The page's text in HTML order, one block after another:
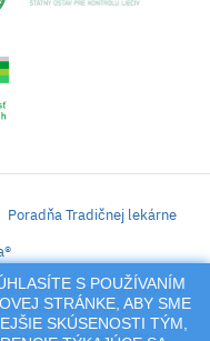
S POUŽÍVANÍM
STRÁNKE, ABY SME
SKÚSENOSTI TÝM,
Poradňa Tradičnej lekárne
doplnkov, prípravkov s
zaslanie receptu.
akákoľvek jeho reprodukcia